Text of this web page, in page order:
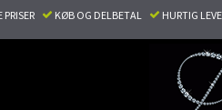
KØB OG DELBETAL HURTIG